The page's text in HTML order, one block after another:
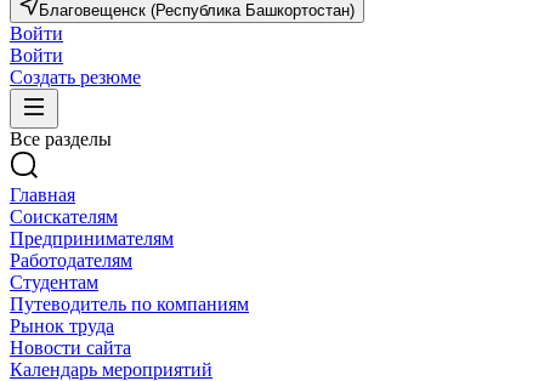
Благовещенск (Республика Башкортостан)
Войти
Войти
Создать резюме
Все разделы
Главная
Соискателям
Предпринимателям
Работодателям
Студентам
Путеводитель по компаниям
Рынок труда
Новости сайта
Календарь мероприятий